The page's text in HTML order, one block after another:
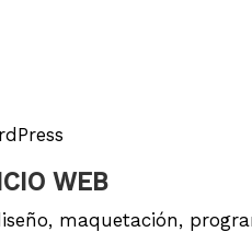
WEB
maquetación,